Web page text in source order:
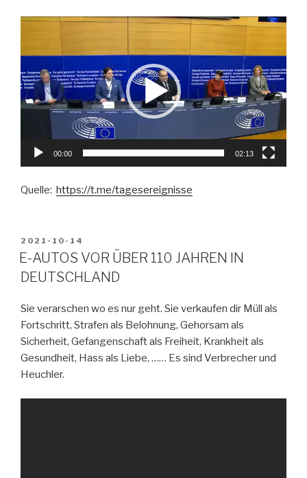
Video-
00:00 02:13
Quelle: https://t.me/tagesereignisse
VERÖFFENTLICHT
AM
2021-10-14
E-AUTOS VOR ÜBER 110 JAHREN IN
DEUTSCHLAND
Sie verarschen wo es nur geht. Sie verkaufen dir Müll als
Fortschritt, Strafen als Belohnung, Gehorsam als
Sicherheit, Gefangenschaft als Freiheit, Krankheit als
Gesundheit, Hass als Liebe, …… Es sind Verbrecher und
Heuchler.